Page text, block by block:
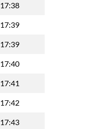
17:38
17:39
17:39
17:40
17:41
17:42
17:43